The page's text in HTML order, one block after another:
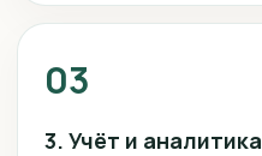
03
3. Учёт и аналитика